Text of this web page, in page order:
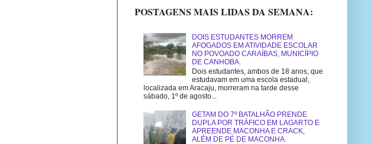
POSTAGENS MAIS LIDAS DA SEMANA:
DOIS ESTUDANTES MORREM
AFOGADOS EM ATIVIDADE ESCOLAR
NO POVOADO CARAÍBAS, MUNICÍPIO
DE CANHOBA.
Dois estudantes, ambos de 18 anos, que
estudavam em uma escola estadual,
localizada em Aracaju, morreram na tarde desse
sábado, 1º de agosto...
GETAM DO 7º BATALHÃO PRENDE
DUPLA POR TRÁFICO EM LAGARTO E
APREENDE MACONHA E CRACK,
ALÉM DE PÉ DE MACONHA.